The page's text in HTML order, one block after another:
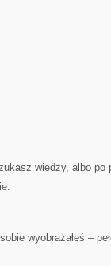
wiedzy, albo
wyobrażałeś –